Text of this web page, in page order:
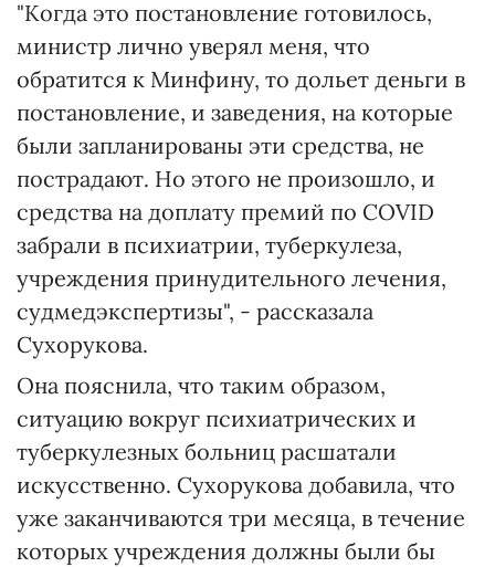
"Когда это постановление готовилось,
министр лично уверял меня, что
обратится к Минфину, то дольет деньги в
постановление, и заведения, на которые
были запланированы эти средства, не
пострадают. Но этого не произошло, и
средства на доплату премий по COVID
забрали в психиатрии, туберкулеза,
учреждения принудительного лечения,
судмедэкспертизы", - рассказала
Сухорукова.
Она пояснила, что таким образом,
ситуацию вокруг психиатрических и
туберкулезных больниц расшатали
искусственно. Сухорукова добавила, что
уже заканчиваются три месяца, в течение
которых учреждения должны были бы